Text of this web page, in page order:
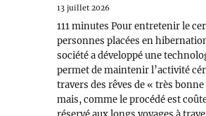
13 juillet 2026
111 minutes Pour entretenir le
personnes placées en
société a développé une
permet de maintenir l’activité
travers des rêves de « très
mais, comme le procédé est